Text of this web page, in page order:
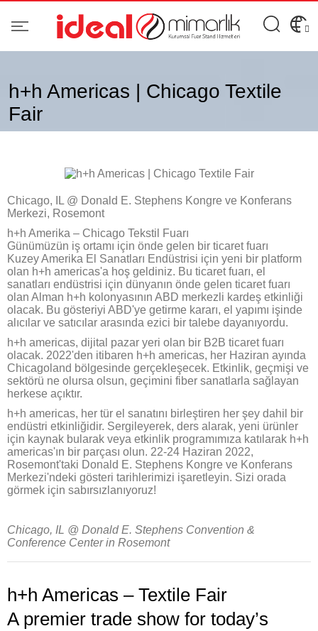
h+h Americas | Chicago Textile
Fair
Chicago, IL @ Donald E. Stephens Kongre ve Konferans
Merkezi, Rosemont
h+h Amerika – Chicago Tekstil Fuarı
Günümüzün iş ortamı için önde gelen bir ticaret fuarı
Kuzey Amerika El Sanatları Endüstrisi için yeni bir platform
olan h+h americas'a hoş geldiniz. Bu ticaret fuarı, el
sanatları endüstrisi için dünyanın önde gelen ticaret fuarı
olan Alman h+h kolonyasının ABD merkezli kardeş etkinliği
olacak. Bu gösteriyi ABD'ye getirme kararı, el yapımı işinde
alıcılar ve satıcılar arasında ezici bir talebe dayanıyordu.
h+h americas, dijital pazar yeri olan bir B2B ticaret fuarı
olacak. 2022'den itibaren h+h americas, her Haziran ayında
Chicagoland bölgesinde gerçekleşecek. Etkinlik, geçmişi ve
sektörü ne olursa olsun, geçimini fiber sanatlarla sağlayan
herkese açıktır.
h+h americas, her tür el sanatını birleştiren her şey dahil bir
endüstri etkinliğidir. Sergileyerek, ders alarak, yeni ürünler
için kaynak bularak veya etkinlik programımıza katılarak h+h
americas'ın bir parçası olun. 22-24 Haziran 2022,
Rosemont'taki Donald E. Stephens Kongre ve Konferans
Merkezi'ndeki gösteri tarihlerimizi işaretleyin. Sizi orada
görmek için sabırsızlanıyoruz!
Chicago, IL @ Donald E. Stephens Convention &
Conference Center in Rosemont
h+h Americas – Textile Fair
A premier trade show for today’s